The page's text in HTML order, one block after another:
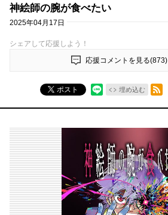
神絵師の腕が食べたい
2025年04月17日
シェアして応援しよう！
応援コメントを見る(873)
ポスト 埋め込む
RSSフィード